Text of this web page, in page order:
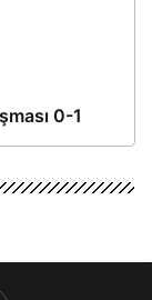
0-1